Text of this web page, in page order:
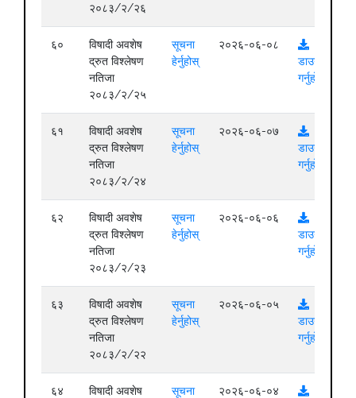
२०८३/२/२६
६०
विषादी अवशेष
द्रुत विश्लेषण
नतिजा
२०८३/२/२५
सूचना
हेर्नुहोस्
२०२६-०६-०८
डाउनलोड
गर्नुहोस्
६१
विषादी अवशेष
द्रुत विश्लेषण
नतिजा
२०८३/२/२४
सूचना
हेर्नुहोस्
२०२६-०६-०७
डाउनलोड
गर्नुहोस्
६२
विषादी अवशेष
द्रुत विश्लेषण
नतिजा
२०८३/२/२३
सूचना
हेर्नुहोस्
२०२६-०६-०६
डाउनलोड
गर्नुहोस्
६३
विषादी अवशेष
द्रुत विश्लेषण
नतिजा
२०८३/२/२२
सूचना
हेर्नुहोस्
२०२६-०६-०५
डाउनलोड
गर्नुहोस्
६४
विषादी अवशेष
सूचना
२०२६-०६-०४